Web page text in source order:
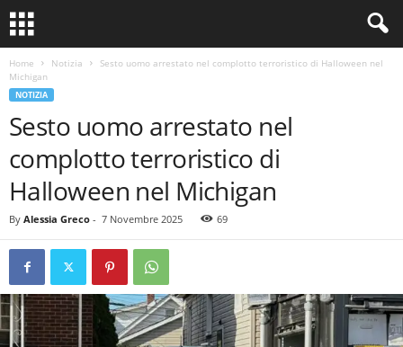
Home Notizia
Sesto uomo arrestato nel complotto terroristico di Halloween nel
Michigan
NOTIZIA
Sesto uomo arrestato nel
complotto terroristico di
Halloween nel Michigan
By Alessia Greco - 7 Novembre 2025 69